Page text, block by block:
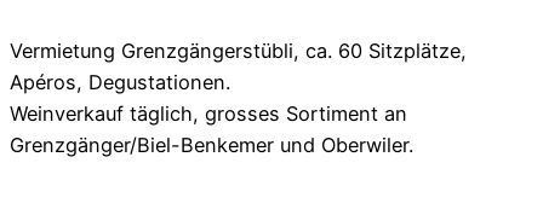
Vermietung Grenzgängerstübli, ca. 60 Sitzplätze,
Apéros, Degustationen.
Weinverkauf täglich, grosses Sortiment an
Grenzgänger/Biel-Benkemer und Oberwiler.